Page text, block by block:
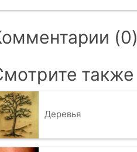
(0)
также
Деревья